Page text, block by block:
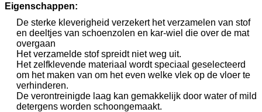
Eigenschappen:
De sterke kleverigheid verzekert het verzamelen van stof
en deeltjes van schoenzolen en kar-wiel die over de mat
overgaan
Het verzamelde stof spreidt niet weg uit.
Het zelfklevende materiaal wordt speciaal geselecteerd
om het maken van om het even welke vlek op de vloer te
verhinderen.
De verontreinigde laag kan gemakkelijk door water of mild
detergens worden schoongemaakt.